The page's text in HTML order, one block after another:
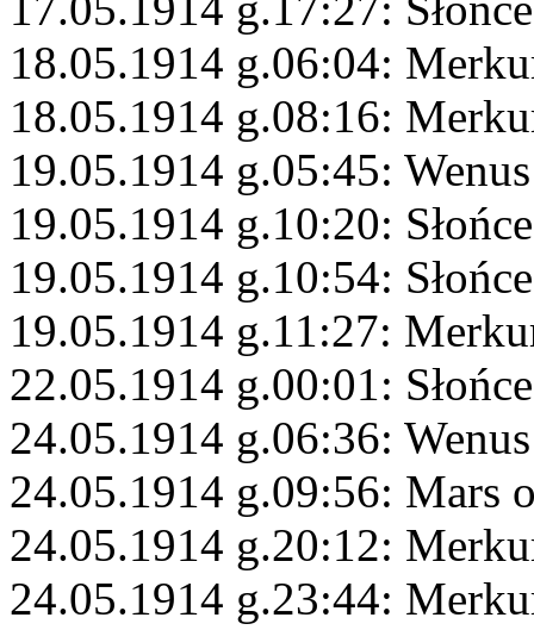
18.05.1914 g.06:04:
18.05.1914 g.08:16:
19.05.1914 g.05:45:
19.05.1914 g.10:20:
19.05.1914 g.10:54:
19.05.1914 g.11:27:
22.05.1914 g.00:01:
24.05.1914 g.06:36:
24.05.1914 g.09:56: Mars
24.05.1914 g.20:12:
24.05.1914 g.23:44: